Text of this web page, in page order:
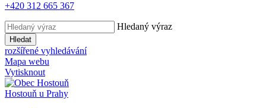
+420 312 665 367
Hledaný výraz
Hledat
rozšířené vyhledávání
Mapa webu
Vytisknout
Hostouň u Prahy